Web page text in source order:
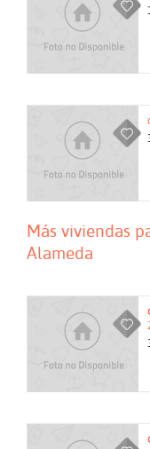
Más viviendas
Alameda